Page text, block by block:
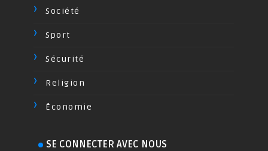
Société
Sport
Sécurité
Religion
Économie
SE CONNECTER AVEC NOUS